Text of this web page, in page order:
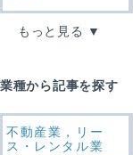
もっと見る
業種から記事を探す
不動産業，リー
ス・レンタル業